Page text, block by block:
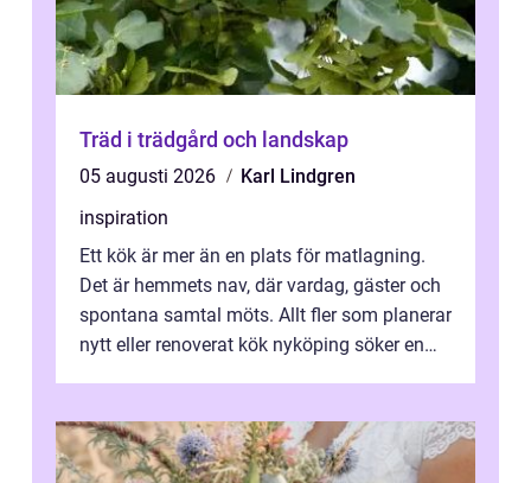
Träd i trädgård och landskap
05 augusti 2026
Karl Lindgren
inspiration
Ett kök är mer än en plats för matlagning.
Det är hemmets nav, där vardag, gäster och
spontana samtal möts. Allt fler som planerar
nytt eller renoverat kök nyköping söker en